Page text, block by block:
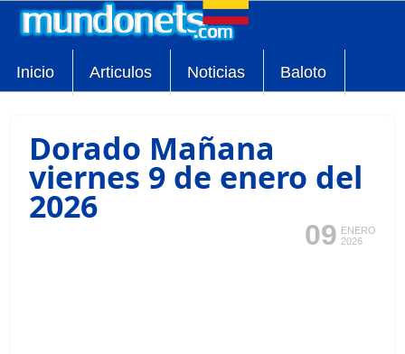
Inicio Articulos Noticias Baloto
Dorado Mañana
viernes 9 de enero del
2026
09 ENERO
2026